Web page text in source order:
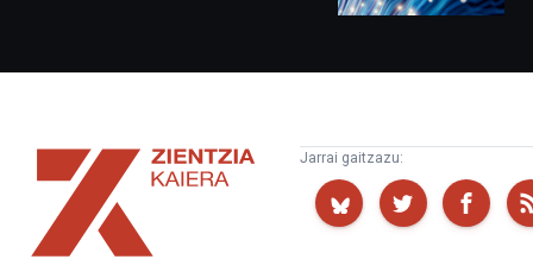
Zientzia
Kaiera
Jarrai gaitzazu: